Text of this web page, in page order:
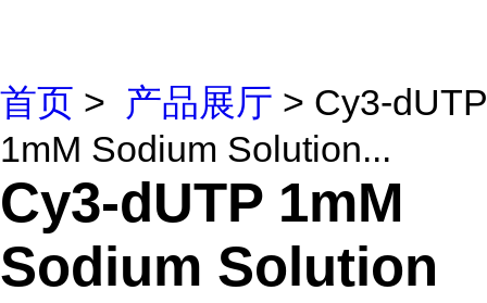
首页 > 产品展厅 > Cy3-dUTP
1mM Sodium Solution...
Cy3-dUTP 1mM
Sodium Solution